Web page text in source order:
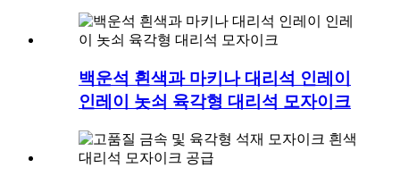
백운석 흰색과 마키나 대리석 인레이
인레이 놋쇠 육각형 대리석 모자이크